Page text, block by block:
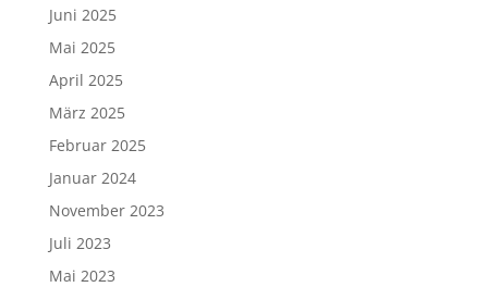
Juni 2025
Mai 2025
April 2025
März 2025
Februar 2025
Januar 2024
November 2023
Juli 2023
Mai 2023